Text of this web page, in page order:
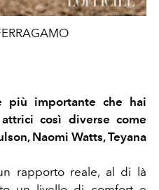
più importante che hai
così diverse come
Naomi Watts, Teyana
rapporto reale, al di là